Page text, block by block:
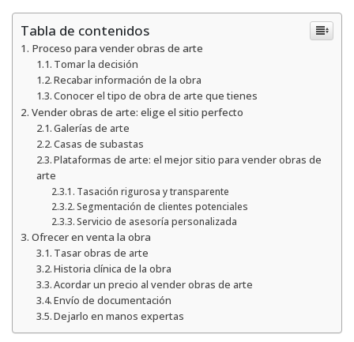
Tabla de contenidos
Proceso para vender obras de arte
Tomar la decisión
Recabar información de la obra
Conocer el tipo de obra de arte que tienes
Vender obras de arte: elige el sitio perfecto
Galerías de arte
Casas de subastas
Plataformas de arte: el mejor sitio para vender obras de
arte
Tasación rigurosa y transparente
Segmentación de clientes potenciales
Servicio de asesoría personalizada
Ofrecer en venta la obra
Tasar obras de arte
Historia clínica de la obra
Acordar un precio al vender obras de arte
Envío de documentación
Dejarlo en manos expertas